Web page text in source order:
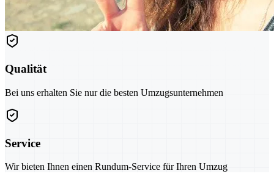
Qualität
Bei uns erhalten Sie nur die besten Umzugsunternehmen
Service
Wir bieten Ihnen einen Rundum-Service für Ihren Umzug